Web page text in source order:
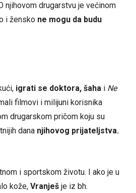
njihovom drugarstvu je većinom
i žensko ne mogu da budu
igrati se doktora, šaha i Ne
filmovi i milijuni korisnika
drugarskom pričom koju su
dana njihovog prijateljstva.
i sportskom životu. I ako je u
kože, Vranješ je iz bh.